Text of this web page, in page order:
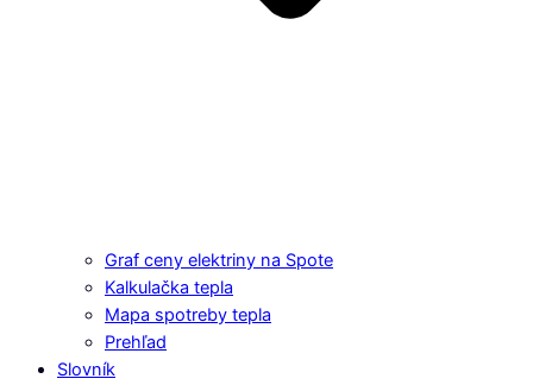
Graf ceny elektriny na Spote
Kalkulačka tepla
Mapa spotreby tepla
Prehľad
Slovník